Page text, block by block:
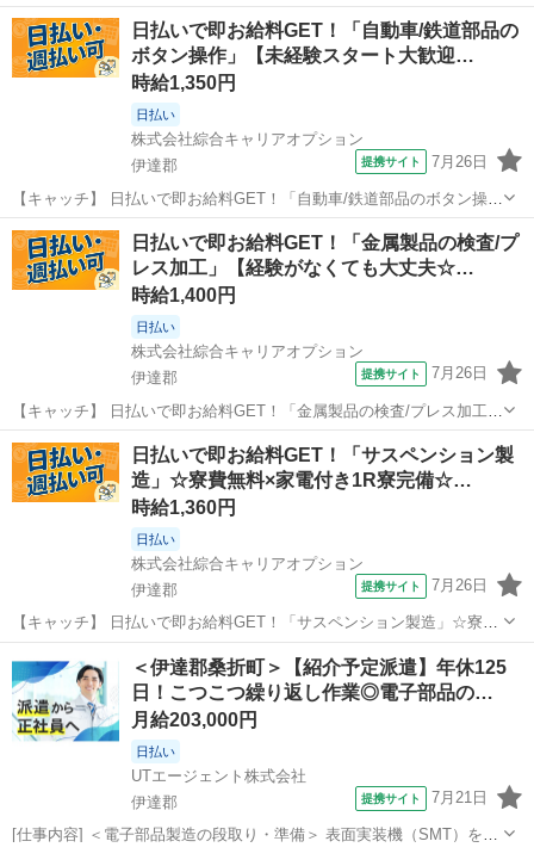
無料×家電付き1R寮完備☆未経験スタートOK！幅広い年代の方が活躍
中です◎高時給1360円～1700円！ 【コメント】 製造のお仕事が豊富
★未経験で働いてみ...
福島 伊達郡 工場
日払いで即お給料GET！「自動車/鉄道部品の
ボタン操作」【未経験スタート大歓迎…
時給1,350円
日払い
株式会社綜合キャリアオプション
伊達郡
提携サイト 7月26日
【キャッチ】 日払いで即お給料GET！「自動車/鉄道部品のボタン操
作」【未経験スタート大歓迎♪】残業もあるのでガッツリ稼げます！高
時給1350円！ 【コメント】 ＼大手人材派遣会社で働きませんか♪／
「新しい職場は不安・...
福島 伊達郡 工場
日払いで即お給料GET！「金属製品の検査/プ
レス加工」【経験がなくても大丈夫☆…
時給1,400円
日払い
株式会社綜合キャリアオプション
伊達郡
提携サイト 7月26日
【キャッチ】 日払いで即お給料GET！「金属製品の検査/プレス加工」
【経験がなくても大丈夫☆】残業でたっぷり稼ぐ！これから躍進！！
20代活躍中♪高時給1400円！ 【コメント】 製造のお仕事をお探しにお
ススメ♪ 「未経験...
福島 伊達郡 工場
日払いで即お給料GET！「サスペンション製
造」☆寮費無料×家電付き1R寮完備☆…
時給1,360円
日払い
株式会社綜合キャリアオプション
伊達郡
提携サイト 7月26日
【キャッチ】 日払いで即お給料GET！「サスペンション製造」☆寮費
無料×家電付き1R寮完備☆未経験スタートOK!幅広い年代の方が活躍中
です◎高時給1360円～1700円！ 【コメント】 ＼大手人材派遣会社で
働きませんか♪／...
工場
＜伊達郡桑折町＞【紹介予定派遣】年休125
日！こつこつ繰り返し作業◎電子部品の…
月給203,000円
日払い
UTエージェント株式会社
伊達郡
提携サイト 7月21日
[仕事内容] ＜電子部品製造の段取り・準備＞ 表面実装機（SMT）を使